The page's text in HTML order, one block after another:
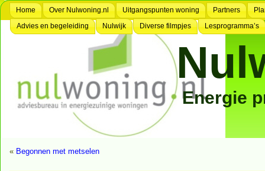
Home Over Nulwoning.nl Uitgangspunten woning Partners
Advies en begeleiding
Nulwijk Diverse filmpjes Lesprogramma’s
Energie
« Begonnen met metselen